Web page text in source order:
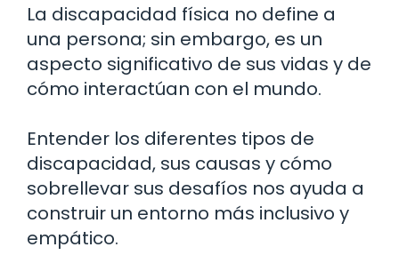
La discapacidad física no define a
una persona; sin embargo, es un
aspecto significativo de sus vidas y de
cómo interactúan con el mundo.
Entender los diferentes tipos de
discapacidad, sus causas y cómo
sobrellevar sus desafíos nos ayuda a
construir un entorno más inclusivo y
empático.